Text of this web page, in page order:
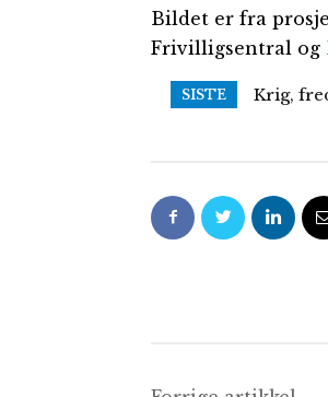
Bildet er fra
Frivilligsentral og
SISTE Krig,